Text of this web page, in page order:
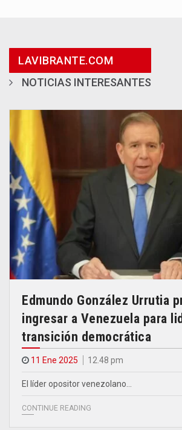
LAVIBRANTE.COM
NOTICIAS INTERESANTES
Edmundo González Urrutia
ingresar a Venezuela para
transición democrática
11 Ene 2025 12.48 pm
El líder opositor venezolano…
CONTINUE READING